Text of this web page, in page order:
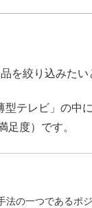
を絞り込みたい
テレビ」の中
足度）です。
の一つであるポ